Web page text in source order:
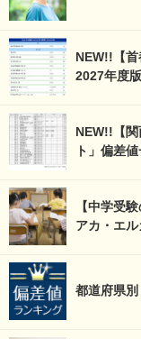
NEW!!【首
2027年度
NEW!!【
ト」偏差
【中学受
アカ・エ
都道府県